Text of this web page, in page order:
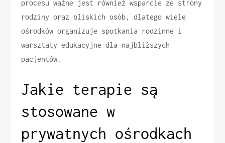
procesu ważne jest również wsparcie ze strony
rodziny oraz bliskich osób, dlatego wiele
ośrodków organizuje spotkania rodzinne i
warsztaty edukacyjne dla najbliższych
pacjentów.
Jakie terapie są
stosowane w
prywatnych ośrodkach